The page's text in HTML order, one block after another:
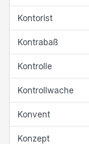
Kontorist
Kontrabaß
Kontrolle
Kontrollwache
Konvent
Konzept